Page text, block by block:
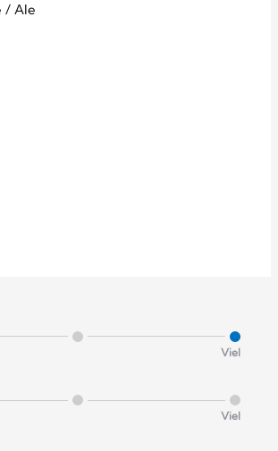
/ Ale
Viel
Viel